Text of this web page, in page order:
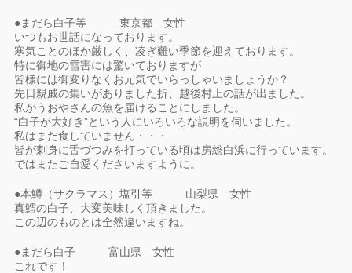
●まだら白子等 東京都 女性
いつもお世話になっております。
寒気ことのほか厳しく、凌ぎ難い季節を迎えております。
特に御地の雪害には驚いておりますが
皆様には御変りなくお元気でいらっしゃいましょうか？
先日親戚の集いがありました折、越後村上の話が出ました。
私がうおやさんの魚を届けることにしました。
“白子が大好き”という人にいろいろな説明を伺いました。
私はまだ食していません・・・
皆が刺身に舌づつみを打っている頃は房総白浜に行っています。
ではまたご自愛くださいますように。
●本鱒（サクラマス）塩引等 山梨県 女性
真鱈の白子、大変美味しく頂きました。
この辺のものとは全然違いますね。
●まだら白子 富山県 女性
これです！